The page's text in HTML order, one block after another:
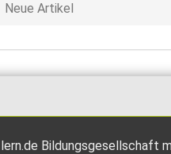
Neue Artikel
lern.de Bildungsgesellschaft